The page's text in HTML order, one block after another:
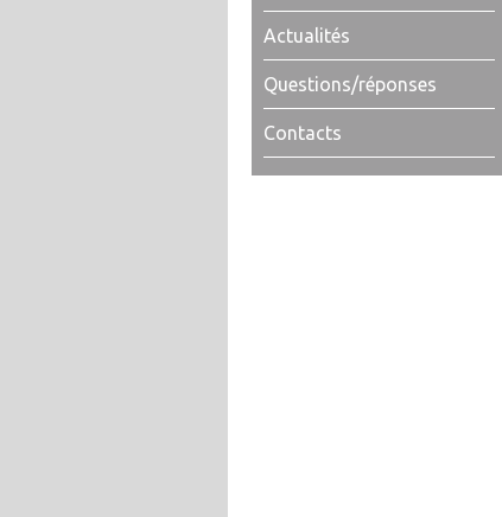
Actualités
Questions/réponses
Contacts